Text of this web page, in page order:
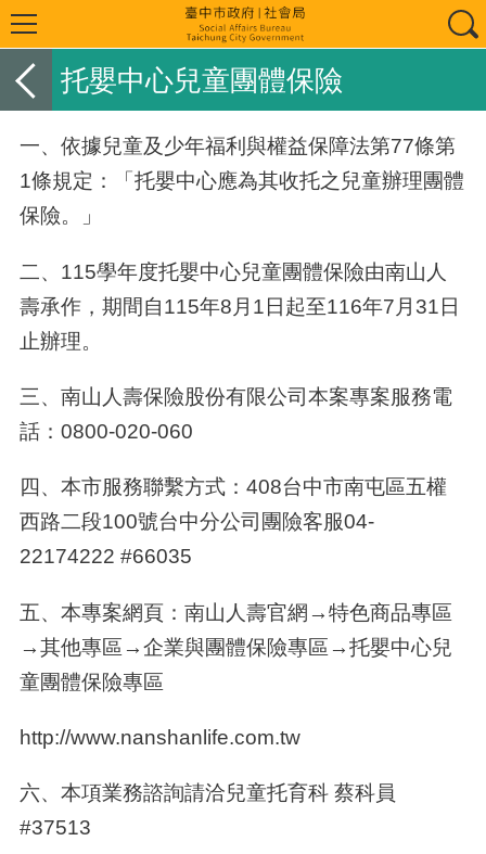
托嬰中心兒童團體保險
一、依據兒童及少年福利與權益保障法第77條第
1條規定：「托嬰中心應為其收托之兒童辦理團體
保險。」
二、115學年度托嬰中心兒童團體保險由南山人
壽承作，期間自115年8月1日起至116年7月31日
止辦理。
三、南山人壽保險股份有限公司本案專案服務電
話：0800-020-060
四、 本市服務聯繫方式： 408台中市南屯區五權
西路二段100號台中分公司團險客服04-
22174222 #66035
五、本專案網頁：南山人壽官網→特色商品專區
→其他專區→企業與團體保險專區→托嬰中心兒
童團體保險專區
http://www.nanshanlife.com.tw
六、本項業務諮詢請洽兒童托育科 蔡科員
#37513